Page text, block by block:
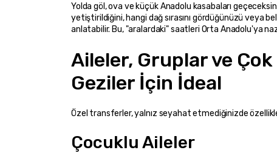
Yolda göl, ova ve küçük Anadolu kasabaları
yetiştirildiğini, hangi dağ sırasını gördüğünüzü veya
anlatabilir. Bu, "aralardaki" saatleri Orta Anadolu'ya
Aileler, Gruplar ve Çok
Geziler İçin İdeal
Özel transferler, yalnız seyahat etmediğinizde
Çocuklu Aileler